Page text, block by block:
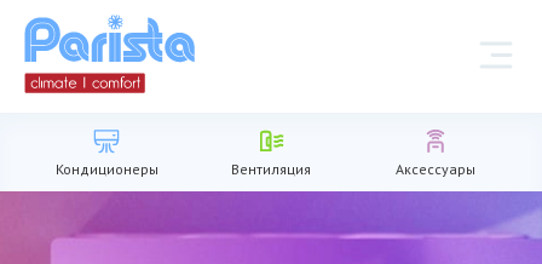
Кондиционеры Вентиляция Аксессуары